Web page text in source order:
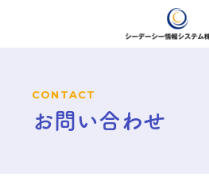
CONTACT
お問い合わせ